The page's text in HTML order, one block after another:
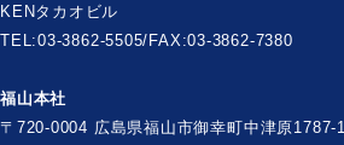
KENタカオビル
TEL:03-3862-5505/FAX:03-3862-7380
福山本社
〒720-0004 広島県福山市御幸町中津原1787-1